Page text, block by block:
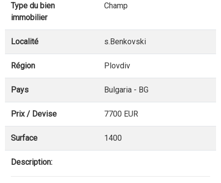
Type du bien
immobilier
Champ
Localité s.Benkovski
Région Plovdiv
Pays Bulgaria - BG
Prix / Devise 7700 EUR
Surface 1400
Description: